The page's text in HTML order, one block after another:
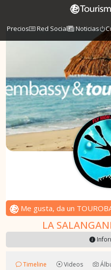
Precios Red Social Noticias
Me gusta, da un
LA
Timeline Videos